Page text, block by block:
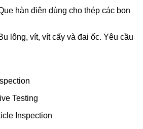
hàn điện dùng cho thép các bon
lông, vít, vít cấy và đai ốc. Yêu cầu
Testing
Inspection